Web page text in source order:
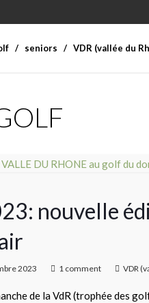
seniors VDR (vallée du
nouvelle
2023 1 comment VDR
de la VdR (trophée des